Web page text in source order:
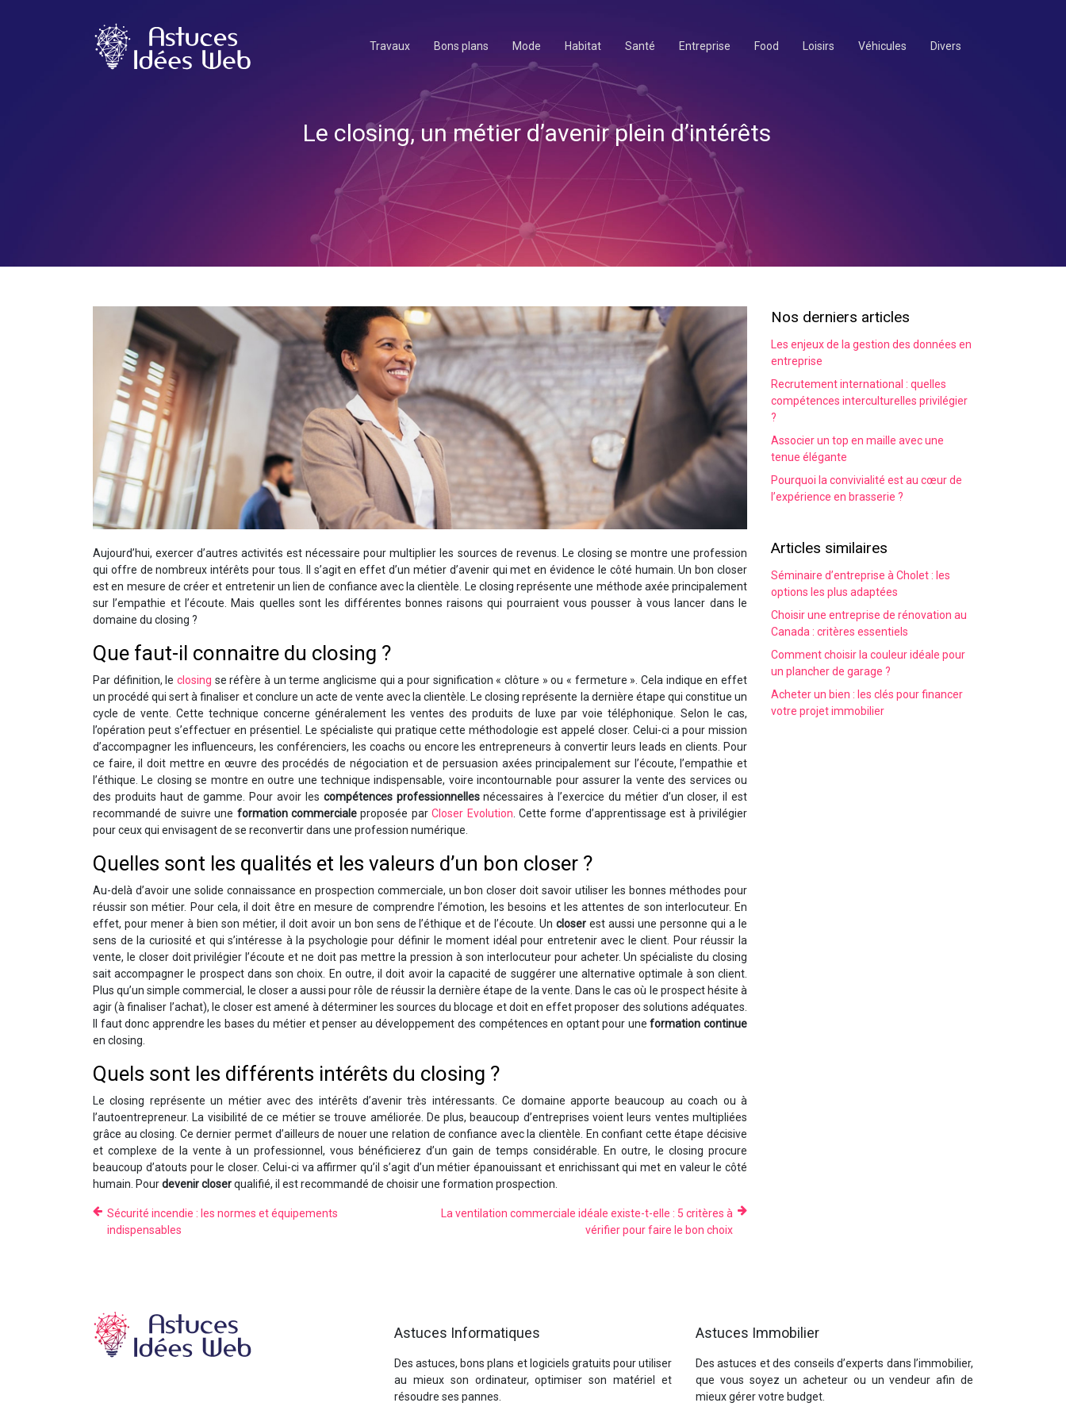
Travaux Bons plans Mode Habitat Santé Entreprise Food Loisirs Véhicules Divers
Le closing, un métier d’avenir plein d’intérêts
Aujourd’hui, exercer d’autres activités est nécessaire pour multiplier les sources de revenus. Le closing se montre une profession
qui offre de nombreux intérêts pour tous. Il s’agit en effet d’un métier d’avenir qui met en évidence le côté humain. Un bon closer
est en mesure de créer et entretenir un lien de confiance avec la clientèle. Le closing représente une méthode axée principalement
sur l’empathie et l’écoute. Mais quelles sont les différentes bonnes raisons qui pourraient vous pousser à vous lancer dans le
domaine du closing ?
Que faut-il connaitre du closing ?
Par définition, le closing se réfère à un terme anglicisme qui a pour signification « clôture » ou « fermeture ». Cela indique en effet
un procédé qui sert à finaliser et conclure un acte de vente avec la clientèle. Le closing représente la dernière étape qui constitue un
cycle de vente. Cette technique concerne généralement les ventes des produits de luxe par voie téléphonique. Selon le cas,
l’opération peut s’effectuer en présentiel. Le spécialiste qui pratique cette méthodologie est appelé closer. Celui-ci a pour mission
d’accompagner les influenceurs, les conférenciers, les coachs ou encore les entrepreneurs à convertir leurs leads en clients. Pour
ce faire, il doit mettre en œuvre des procédés de négociation et de persuasion axées principalement sur l’écoute, l’empathie et
l’éthique. Le closing se montre en outre une technique indispensable, voire incontournable pour assurer la vente des services ou
des produits haut de gamme. Pour avoir les compétences professionnellesnécessaires à l’exercice du métier d’un closer, il est
recommandé de suivre une formation commerciale proposée parCloser Evolution. Cette forme d’apprentissage est à privilégier
pour ceux qui envisagent de se reconvertir dans une profession numérique.
Quelles sont les qualités et les valeurs d’un bon closer ?
Au-delà d’avoir une solide connaissance en prospection commerciale, un bon closer doit savoir utiliser les bonnes méthodes pour
réussir son métier. Pour cela, il doit être en mesure de comprendre l’émotion, les besoins et les attentes de son interlocuteur. En
effet, pour mener à bien son métier, il doit avoir un bon sens de l’éthique et de l’écoute. Uncloser est aussi une personne qui a le
sens de la curiosité et qui s’intéresse à la psychologie pour définir le moment idéal pour entretenir avec le client. Pour réussir la
vente, le closer doit privilégier l’écoute et ne doit pas mettre la pression à son interlocuteur pour acheter. Un spécialiste du closing
sait accompagner le prospect dans son choix. En outre, il doit avoir la capacité de suggérer une alternative optimale à son client.
Plus qu’un simple commercial, le closer a aussi pour rôle de réussir la dernière étape de la vente. Dans le cas où le prospect hésite à
agir (à finaliser l’achat), le closer est amené à déterminer les sources du blocage et doit en effet proposer des solutions adéquates.
Il faut donc apprendre les bases du métier et penser au développement des compétences en optant pour uneformation continue
en closing.
Quels sont les différents intérêts du closing ?
Le closing représente un métier avec des intérêts d’avenir très intéressants. Ce domaine apporte beaucoup au coach ou à
l’autoentrepreneur. La visibilité de ce métier se trouve améliorée. De plus, beaucoup d’entreprises voient leurs ventes multipliées
grâce au closing. Ce dernier permet d’ailleurs de nouer une relation de confiance avec la clientèle. En confiant cette étape décisive
et complexe de la vente à un professionnel, vous bénéficierez d’un gain de temps considérable. En outre, le closing procure
beaucoup d’atouts pour le closer. Celui-ci va affirmer qu’il s’agit d’un métier épanouissant et enrichissant qui met en valeur le côté
humain. Pourdevenir closerqualifié, il est recommandé de choisir une formation prospection.
Sécurité incendie : les normes et équipements
indispensables
La ventilation commerciale idéale existe-t-elle : 5 critères à
vérifier pour faire le bon choix
Nos derniers articles
Les enjeux de la gestion des données en
entreprise
Recrutement international : quelles
compétences interculturelles privilégier
?
Associer un top en maille avec une
tenue élégante
Pourquoi la convivialité est au cœur de
l’expérience en brasserie ?
Articles similaires
Séminaire d’entreprise à Cholet : les
options les plus adaptées
Choisir une entreprise de rénovation au
Canada : critères essentiels
Comment choisir la couleur idéale pour
un plancher de garage ?
Acheter un bien : les clés pour financer
votre projet immobilier
Astuces Informatiques
Des astuces, bons plans et logiciels gratuits pour utiliser
au mieux son ordinateur, optimiser son matériel et
résoudre ses pannes.
Astuces Immobilier
Des astuces et des conseils d’experts dans l’immobilier,
que vous soyez un acheteur ou un vendeur afin de
mieux gérer votre budget.